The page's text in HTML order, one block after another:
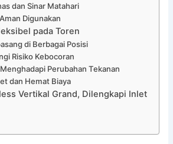
dan Sinar Matahari
Digunakan
pada Toren
di Berbagai Posisi
Risiko Kebocoran
Perubahan Tekanan
dan Hemat Biaya
Vertikal Grand, Dilengkapi Inlet